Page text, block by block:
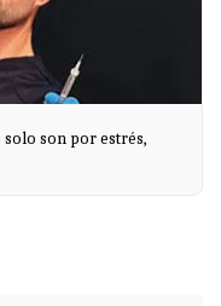
son por estrés,